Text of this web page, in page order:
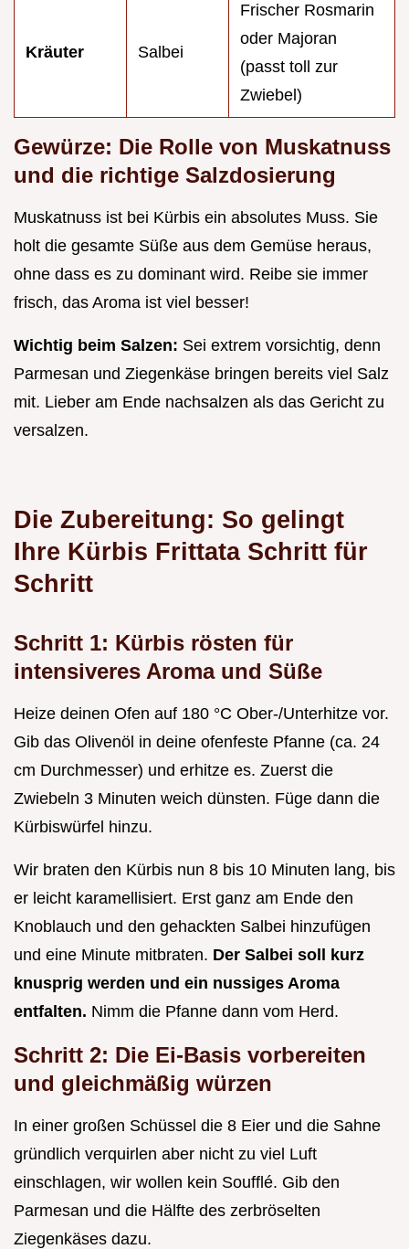
Kräuter Salbei
Frischer Rosmarin
oder Majoran
(passt toll zur
Zwiebel)
Gewürze: Die Rolle von Muskatnuss
und die richtige Salzdosierung
Muskatnuss ist bei Kürbis ein absolutes Muss. Sie
holt die gesamte Süße aus dem Gemüse heraus,
ohne dass es zu dominant wird. Reibe sie immer
frisch, das Aroma ist viel besser!
Wichtig beim Salzen: Sei extrem vorsichtig, denn
Parmesan und Ziegenkäse bringen bereits viel Salz
mit. Lieber am Ende nachsalzen als das Gericht zu
versalzen.
Die Zubereitung: So gelingt
Ihre Kürbis Frittata Schritt für
Schritt
Schritt 1: Kürbis rösten für
intensiveres Aroma und Süße
Heize deinen Ofen auf 180 °C Ober-/Unterhitze vor.
Gib das Olivenöl in deine ofenfeste Pfanne (ca. 24
cm Durchmesser) und erhitze es. Zuerst die
Zwiebeln 3 Minuten weich dünsten. Füge dann die
Kürbiswürfel hinzu.
Wir braten den Kürbis nun 8 bis 10 Minuten lang, bis
er leicht karamellisiert. Erst ganz am Ende den
Knoblauch und den gehackten Salbei hinzufügen
und eine Minute mitbraten. Der Salbei soll kurz
knusprig werden und ein nussiges Aroma
entfalten. Nimm die Pfanne dann vom Herd.
Schritt 2: Die Ei-Basis vorbereiten
und gleichmäßig würzen
In einer großen Schüssel die 8 Eier und die Sahne
gründlich verquirlen aber nicht zu viel Luft
einschlagen, wir wollen kein Soufflé. Gib den
Parmesan und die Hälfte des zerbröselten
Ziegenkäses dazu.